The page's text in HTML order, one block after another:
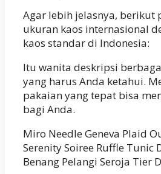
Agar lebih jelasnya, berikut
ukuran kaos internasional
kaos standar di Indonesia:
Itu wanita deskripsi
yang harus Anda ketahui.
pakaian yang tepat bisa
bagi Anda.
Miro Needle Geneva Plaid
Serenity Soiree Ruffle Tunic
Benang Pelangi Seroja Tier